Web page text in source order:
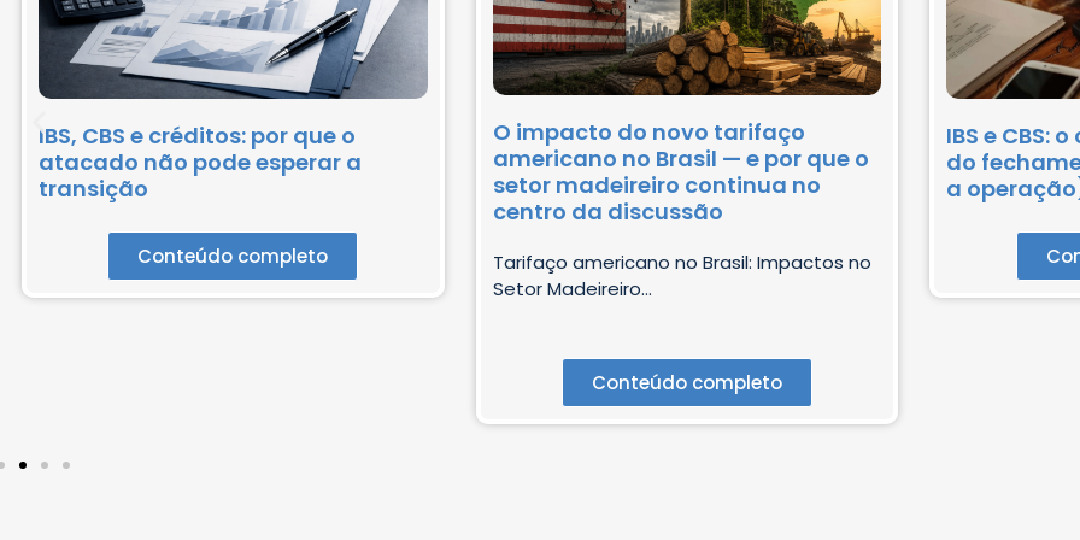
IBS, CBS e créditos: por que o
atacado não pode esperar a
transição
Conteúdo completo
O impacto do novo tarifaço
americano no Brasil — e por que o
setor madeireiro continua no
centro da discussão
Tarifaço americano no Brasil: Impactos no
Setor Madeireiro...
Conteúdo completo
IBS e CBS:
do
a